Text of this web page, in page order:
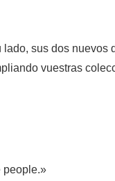
sus dos
vuestras
people.»